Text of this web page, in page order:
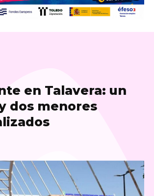
en Talavera: un
dos menores